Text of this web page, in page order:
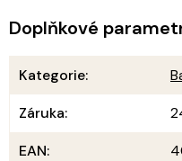
Doplňkové
Kategorie:
Záruka:
EAN: